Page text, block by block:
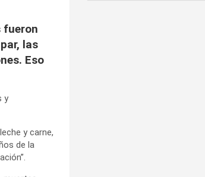
fueron
las
Eso
y
y carne,
de la